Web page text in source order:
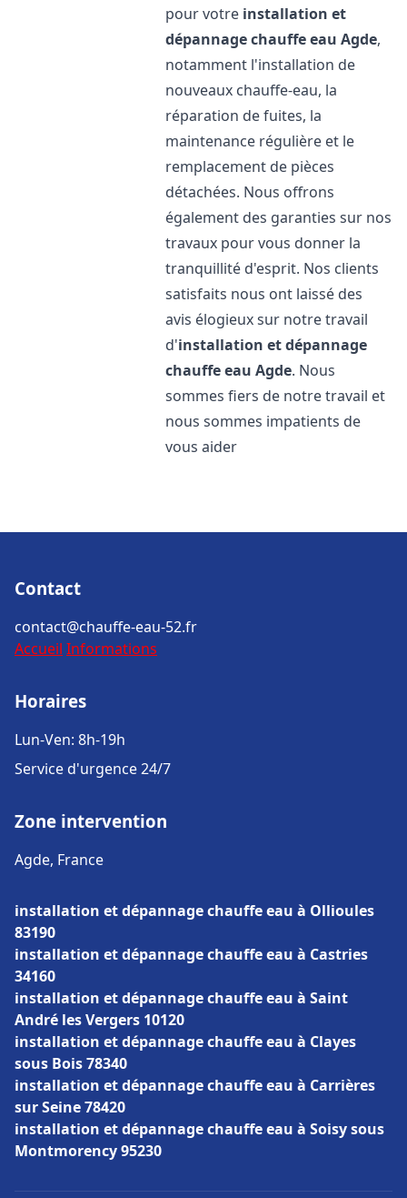
pour votre installation et
dépannage chauffe eau Agde,
notamment l'installation de
nouveaux chauffe-eau, la
réparation de fuites, la
maintenance régulière et le
remplacement de pièces
détachées. Nous offrons
également des garanties sur nos
travaux pour vous donner la
tranquillité d'esprit. Nos clients
satisfaits nous ont laissé des
avis élogieux sur notre travail
d'installation et dépannage
chauffe eau Agde. Nous
sommes fiers de notre travail et
nous sommes impatients de
vous aider
Contact
contact@chauffe-eau-52.fr
Accueil Informations
Horaires
Lun-Ven: 8h-19h
Service d'urgence 24/7
Zone intervention
Agde, France
installation et dépannage chauffe eau à Ollioules
83190
installation et dépannage chauffe eau à Castries
34160
installation et dépannage chauffe eau à Saint
André les Vergers 10120
installation et dépannage chauffe eau à Clayes
sous Bois 78340
installation et dépannage chauffe eau à Carrières
sur Seine 78420
installation et dépannage chauffe eau à Soisy sous
Montmorency 95230